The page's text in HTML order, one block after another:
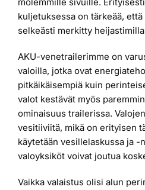
molemmille sivuille.
kuljetuksessa on tärkeää,
selkeästi merkitty
AKU-venetrailerimme on
valoilla, jotka ovat
pitkäikäisempiä kuin
valot kestävät myös
ominaisuus trailerissa.
vesitiiviitä, mikä on erityisen
käytetään vesillelaskussa ja -
valoyksiköt voivat joutua
Vaikka valaistus olisi alun